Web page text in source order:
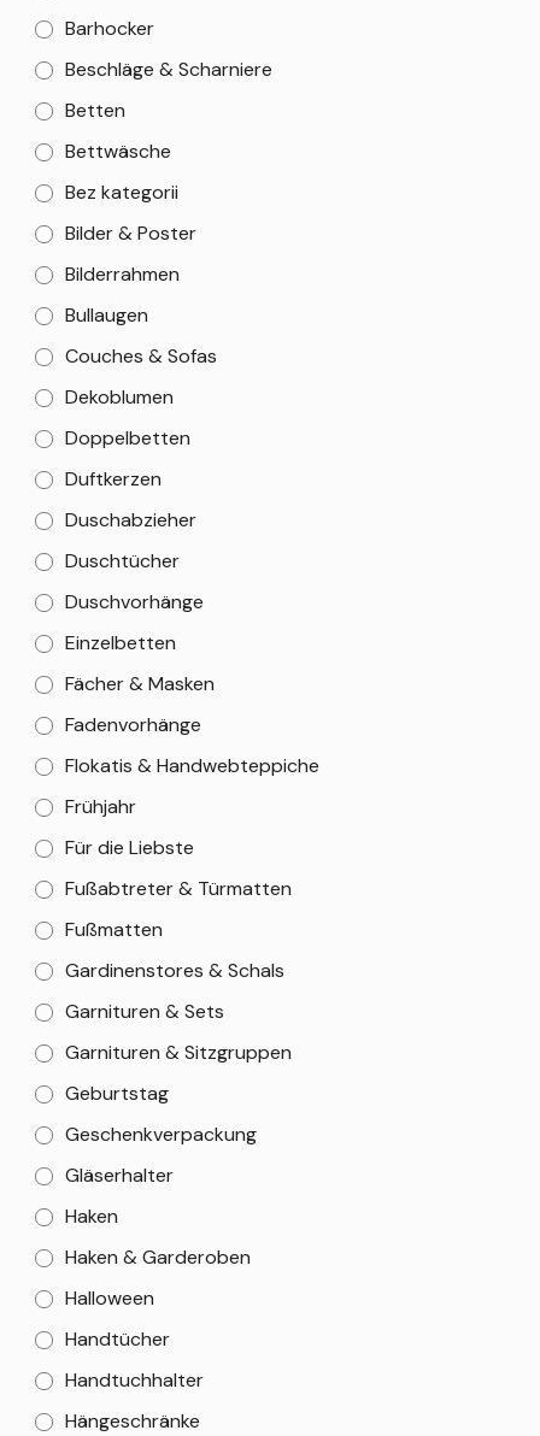
Barhocker
Beschläge & Scharniere
Betten
Bettwäsche
Bez kategorii
Bilder & Poster
Bilderrahmen
Bullaugen
Couches & Sofas
Dekoblumen
Doppelbetten
Duftkerzen
Duschabzieher
Duschtücher
Duschvorhänge
Einzelbetten
Fächer & Masken
Fadenvorhänge
Flokatis & Handwebteppiche
Frühjahr
Für die Liebste
Fußabtreter & Türmatten
Fußmatten
Gardinenstores & Schals
Garnituren & Sets
Garnituren & Sitzgruppen
Geburtstag
Geschenkverpackung
Gläserhalter
Haken
Haken & Garderoben
Halloween
Handtücher
Handtuchhalter
Hängeschränke